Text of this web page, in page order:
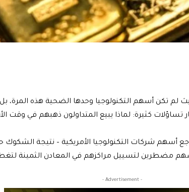
لم تكن أسهم التكنولوجيا وحدها الضحية هذه المرة،
كثيرة: لماذا يبيع المتداولون ذهبهم في وقت
أسهم شركات التكنولوجيا الأمريكية – نتيجة الشكوك
مضطرين لتسييل مراكزهم في المعادن الثمينة
- Advertisement -